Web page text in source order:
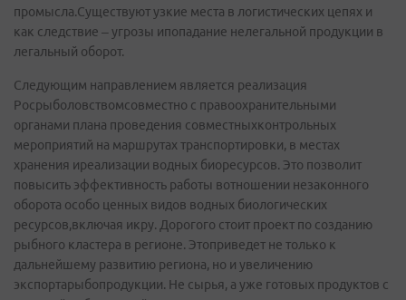
промысла.Существуют узкие места в логистических цепях и
как следствие – угрозы ипопадание нелегальной продукции в
легальный оборот.
Следующим направлением является реализация
Росрыболовствомсовместно с правоохранительными
органами плана проведения совместныхконтрольных
мероприятий на маршрутах транспортировки, в местах
хранения иреализации водных биоресурсов. Это позволит
повысить эффективность работы вотношении незаконного
оборота особо ценных видов водных биологических
ресурсов,включая икру. Дорогого стоит проект по созданию
рыбного кластера в регионе. Этоприведет не только к
дальнейшему развитию региона, но и увеличению
экспортарыбопродукции. Не сырья, а уже готовых продуктов с